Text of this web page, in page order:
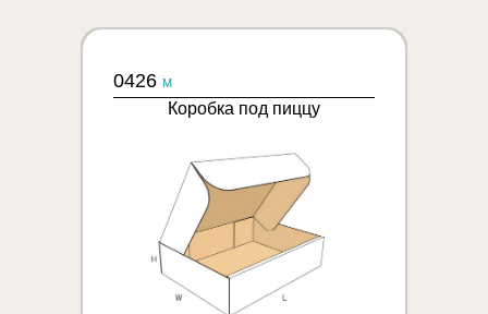
0426 M
Коробка под пиццу